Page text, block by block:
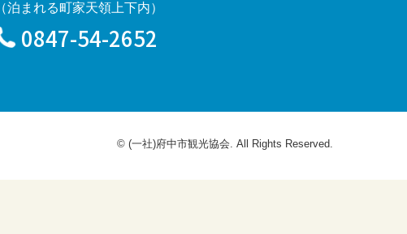
（泊まれる町家天領上下内）
0847-54-2652
© (一社)府中市観光協会. All Rights Reserved.